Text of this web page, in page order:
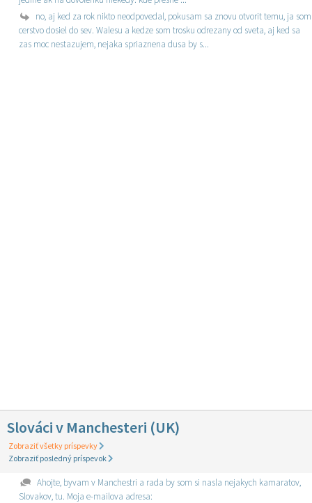
no, aj ked za rok nikto neodpovedal, pokusam sa znovu otvorit temu, ja som
cerstvo dosiel do sev. Walesu a kedze som trosku odrezany od sveta, aj ked sa
zas moc nestazujem, nejaka spriaznena dusa by s...
Slováci v Manchesteri (UK)
Zobraziť všetky príspevky
Zobraziť posledný príspevok
Ahojte, byvam v Manchestri a rada by som si nasla nejakych kamaratov,
Slovakov, tu. Moja e-mailova adresa: